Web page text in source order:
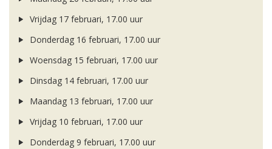
Vrijdag 17 februari, 17.00 uur
Donderdag 16 februari, 17.00 uur
Woensdag 15 februari, 17.00 uur
Dinsdag 14 februari, 17.00 uur
Maandag 13 februari, 17.00 uur
Vrijdag 10 februari, 17.00 uur
Donderdag 9 februari, 17.00 uur